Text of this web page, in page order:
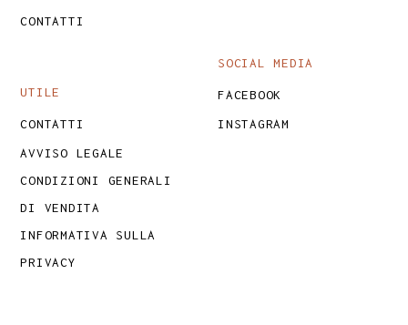
CONTATTI
UTILE
CONTATTI
AVVISO LEGALE
CONDIZIONI GENERALI
DI VENDITA
INFORMATIVA SULLA
PRIVACY
SOCIAL MEDIA
FACEBOOK
INSTAGRAM